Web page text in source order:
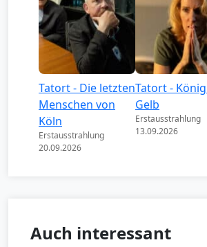
Tatort - Die letzten
Menschen von
Köln
Erstausstrahlung
20.09.2026
Tatort -
Gelb
Erstausstrahlung
13.09.2026
Auch interessant